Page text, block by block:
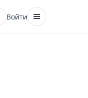
Войти